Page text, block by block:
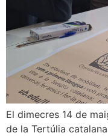
El dimecres 14 de
de la Tertúlia